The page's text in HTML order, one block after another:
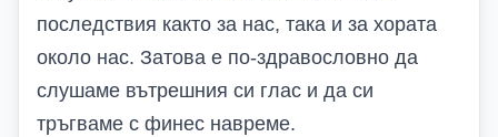
последствия както за нас, така и за хората
около нас. Затова е по-здравословно да
слушаме вътрешния си глас и да си
тръгваме с финес навреме.